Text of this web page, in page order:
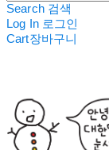
Search 검색
Log In 로그인
Cart장바구니